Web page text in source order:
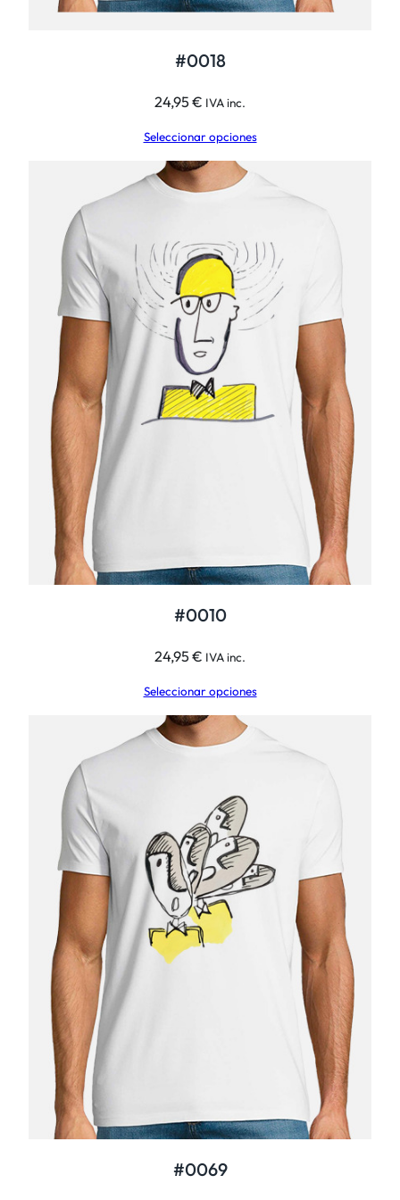
#0018
24,95€ IVA inc.
Seleccionar opciones
#0010
24,95€ IVA inc.
Seleccionar opciones
#0069